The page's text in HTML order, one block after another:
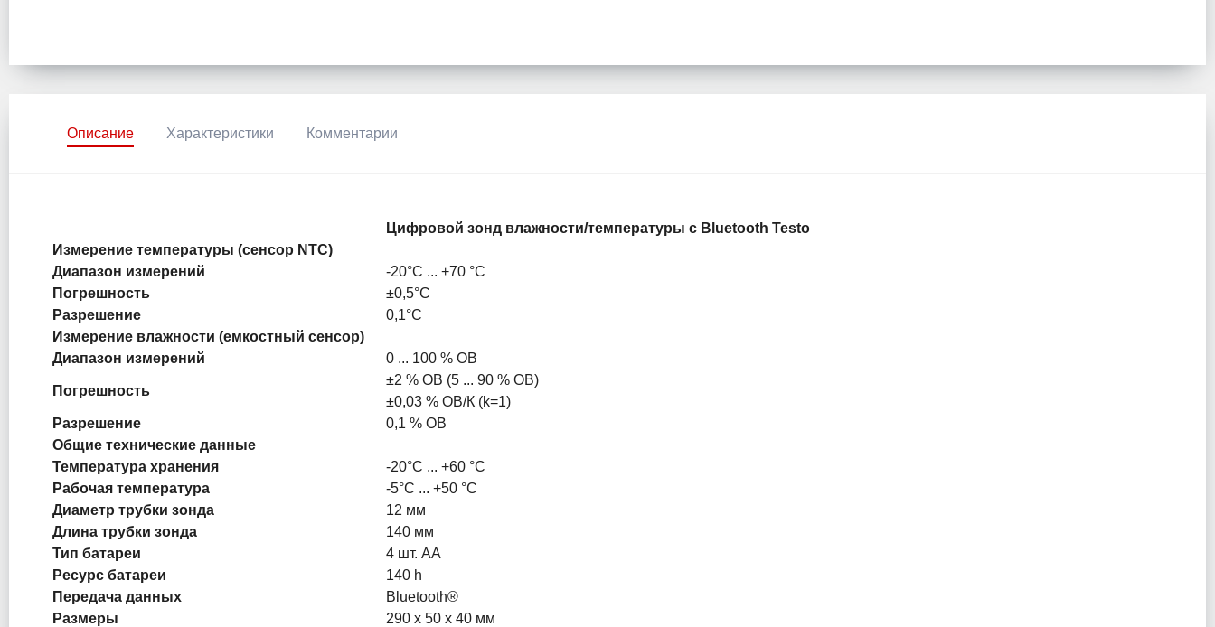
Описание Характеристики Комментарии
Цифровой зонд влажности/температуры с Bluetooth Testo
Измерение температуры (сенсор NTC)
Диапазон измерений
-20°C ... +70 °C
Погрешность
±0,5°C
Разрешение
0,1°C
Измерение влажности (емкостный сенсор)
Диапазон измерений
0 ... 100 % ОВ
Погрешность
±2 % ОВ (5 ... 90 % ОВ)
±0,03 % ОВ/К (k=1)
Разрешение
0,1 % ОВ
Общие технические данные
Температура хранения
-20°C ... +60 °C
Рабочая температура
-5°C ... +50 °C
Диаметр трубки зонда
12 мм
Длина трубки зонда
140 мм
Тип батареи
4 шт. АА
Ресурс батареи
140 h
Передача данных
Bluetooth®
Размеры
290 x 50 x 40 мм